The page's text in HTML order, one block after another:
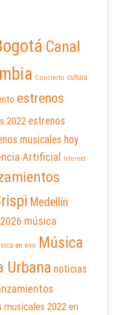
Canal
Concierto cultura
estrenos
2022 estrenos
musicales hoy
Artificial Internet
Medellín
música
en vivo Música
Urbana noticias
musicales 2022 en